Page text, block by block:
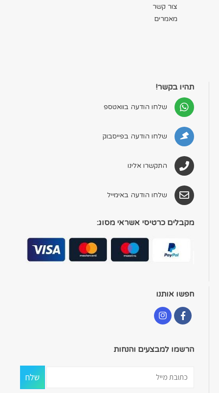
צור קשר
מאמרים
תהיו בקשר!
שלחו הודעה בוואטספ
שלחו הודעה בפייסבוק
התקשרו אלינו
שלחו הודעה באימייל
מקבלים כרטיסי אשראי מסוג:
חפשו אותנו
הרשמו למבצעים והנחות